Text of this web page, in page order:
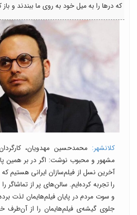
که درها را به میل خود به روی ما ببندند و باز
کلانشهر: محمدحسین مهدویان،
مشهور و محبوب نوشت: اگر در بر همین
آخرین نسل از فیلم‌سازان ایرانی هستیم
را تجربه کرده‌ایم. سالن‌های پر از تماشاگر
و سوت مردم در پایان فیلم‌هایمان لذت
جلوی گیشه‌ی فیلم‌هایمان را از آن‌طرف